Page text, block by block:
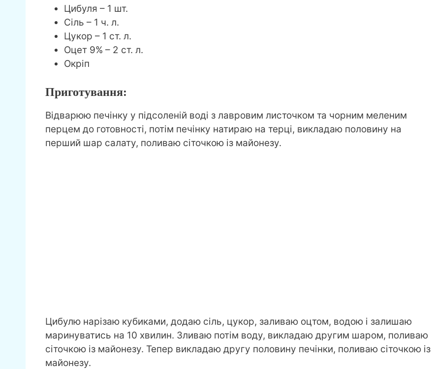
Цибуля – 1 шт.
Сіль – 1 ч. л.
Цукор – 1 ст. л.
Оцет 9% – 2 ст. л.
Окріп
Приготування:
Відварюю печінку у підсоленій воді з лавровим листочком та чорним меленим
перцем до готовності, потім печінку натираю на терці, викладаю половину на
перший шар салату, поливаю сіточкою із майонезу.
Цибулю нарізаю кубиками, додаю сіль, цукор, заливаю оцтом, водою і залишаю
маринуватись на 10 хвилин. Зливаю потім воду, викладаю другим шаром, поливаю
сіточкою із майонезу. Тепер викладаю другу половину печінки, поливаю сіточкою із
майонезу.